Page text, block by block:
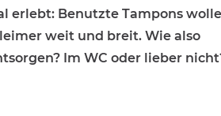
erlebt: Benutzte Tampons
weit und breit. Wie also
Im WC oder lieber